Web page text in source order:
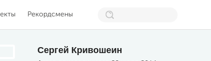
Рекордсмены
Сергей Кривошеин